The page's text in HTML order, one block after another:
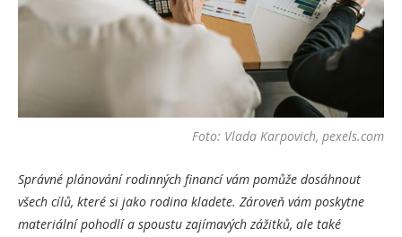
Foto: Vlada Karpovich, pexels.com
Správné plánování rodinných financí vám pomůže dosáhnout
všech cílů, které si jako rodina kladete. Zároveň vám poskytne
materiální pohodlí a spoustu zajímavých zážitků, ale také